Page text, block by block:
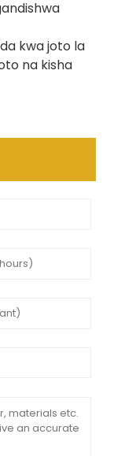
kwa joto la
na kisha